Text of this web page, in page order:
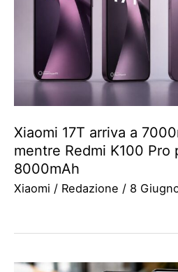
Xiaomi 17T arriva a
mentre Redmi K100 Pro
8000mAh
Xiaomi / Redazione / 8